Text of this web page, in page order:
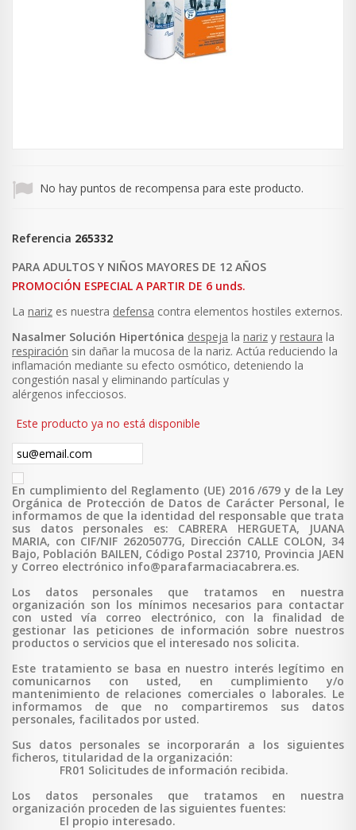
No hay puntos de recompensa para este producto.
Referencia 265332
PARA ADULTOS Y NIÑOS MAYORES DE 12 AÑOS
PROMOCIÓN ESPECIAL A PARTIR DE 6 unds.
La nariz es nuestra defensa contra elementos hostiles externos.
Nasalmer Solución Hipertónica despeja la nariz y restaura la
respiración sin dañar la mucosa de la nariz. Actúa reduciendo la
inflamación mediante su efecto osmótico, deteniendo la
congestión nasal y eliminando partículas y
alérgenos infecciosos.
Este producto ya no está disponible
En cumplimiento del Reglamento (UE) 2016 /679 y de la Ley
Orgánica de Protección de Datos de Carácter Personal, le
informamos de que la identidad del responsable que trata
sus datos personales es: CABRERA HERGUETA, JUANA
MARIA, con CIF/NIF 26205077G, Dirección CALLE COLON, 34
Bajo, Población BAILEN, Código Postal 23710, Provincia JAEN
y Correo electrónico info@parafarmaciacabrera.es.
Los datos personales que tratamos en nuestra
organización son los mínimos necesarios para contactar
con usted vía correo electrónico, con la finalidad de
gestionar las peticiones de información sobre nuestros
productos o servicios que el interesado nos solicita.
Este tratamiento se basa en nuestro interés legítimo en
comunicarnos con usted, en cumplimiento y/o
mantenimiento de relaciones comerciales o laborales. Le
informamos de que no compartiremos sus datos
personales, facilitados por usted.
Sus datos personales se incorporarán a los siguientes
ficheros, titularidad de la organización:
FR01 Solicitudes de información recibida.
Los datos personales que tratamos en nuestra
organización proceden de las siguientes fuentes:
El propio interesado.